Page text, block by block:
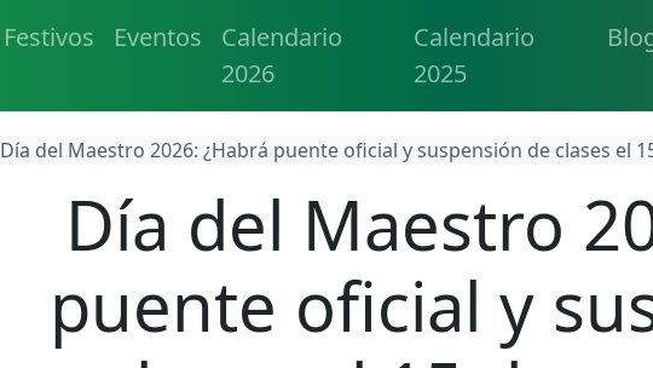
Festivos Eventos
Calendario
2026
Calendario
2025
Día del Maestro 2026: ¿Habrá puente oficial y suspensión de clases el
Día del Maestro
puente oficial y